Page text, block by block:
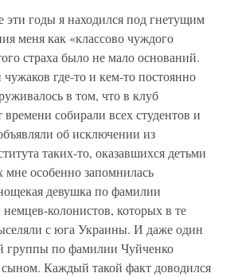
эти годы я находился под гнетущим
меня как «классово чуждого
страха было не мало оснований.
где-то и кем-то постоянно
в том, что в клуб
времени собирали всех студентов и
об исключении из
таких-то, оказавшихся детьми
мне особенно запомнилась
девушка по фамилии
колонистов, которых в те
с юга Украины. И даже один
группы по фамилии Чуйченко
сыном. Каждый такой факт доводился